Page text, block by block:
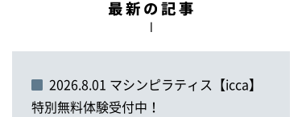
2026.8.01 マシンピラティス【icca】
特別無料体験受付中！